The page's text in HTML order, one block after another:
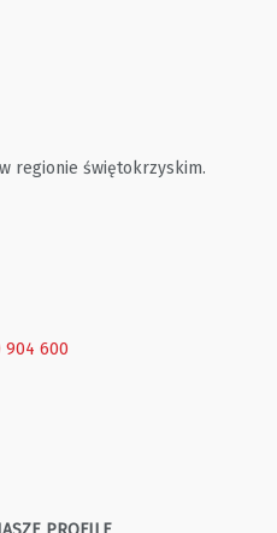
regionie świętokrzyskim.
904 600